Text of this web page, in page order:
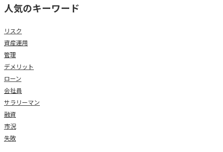
人気のキーワード
リスク
資産運用
管理
デメリット
ローン
会社員
サラリーマン
融資
市況
失敗